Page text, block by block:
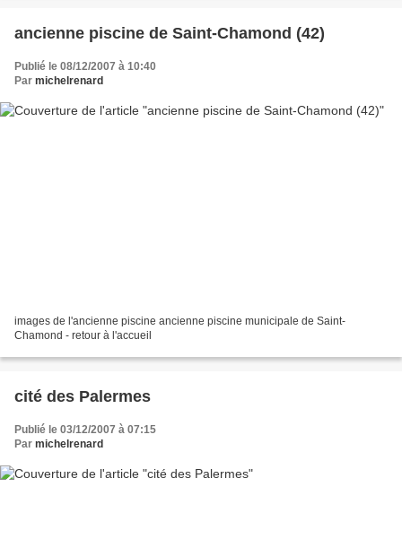
ancienne piscine de Saint-Chamond (42)
Publié le 08/12/2007 à 10:40
Par michelrenard
images de l'ancienne piscine ancienne piscine municipale de Saint-
Chamond - retour à l'accueil
cité des Palermes
Publié le 03/12/2007 à 07:15
Par michelrenard